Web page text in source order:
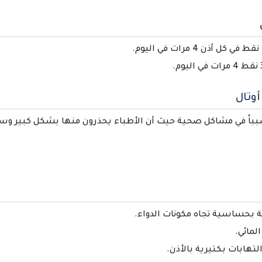
سبباً في مشاكل صحية حيث أن الأطباء يحذرون منها بشكل كبير
بحساسية تجاه مكونات الدواء.
بكتيرية بالأذن.